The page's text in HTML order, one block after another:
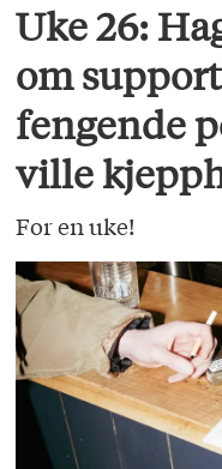
Uke 26:
om
fengende
ville
For en uke!